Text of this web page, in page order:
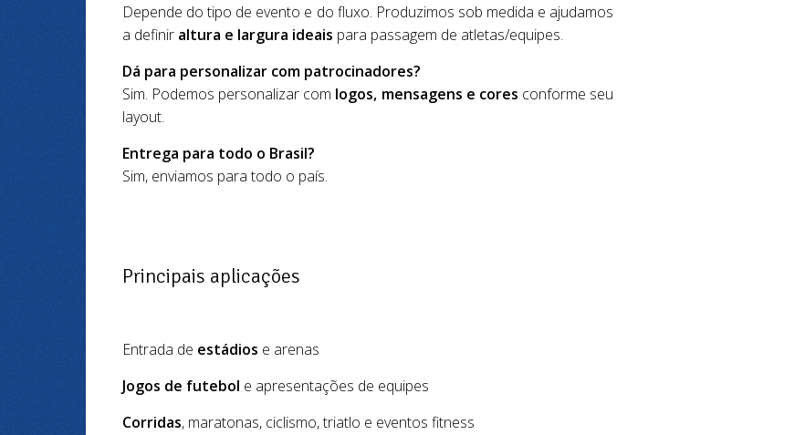
Depende do tipo de evento e do fluxo. Produzimos sob medida e ajudamos
a definir altura e largura ideais para passagem de atletas/equipes.
Dá para personalizar com patrocinadores?
Sim. Podemos personalizar com logos, mensagens e cores conforme seu
layout.
Entrega para todo o Brasil?
Sim, enviamos para todo o país.
Principais aplicações
Entrada de estádios e arenas
Jogos de futebol e apresentações de equipes
Corridas, maratonas, ciclismo, triatlo e eventos fitness